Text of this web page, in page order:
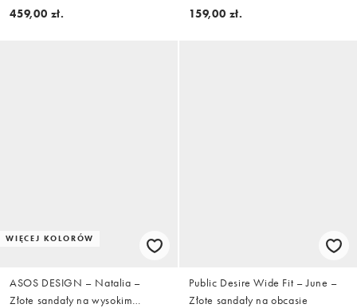
rękawem, dopasowana w talii i
459,00 zł.
szpilce na średnim obcasie
159,00 zł.
WIĘCEJ KOLORÓW
ASOS DESIGN – Natalia –
Złote sandały na wysokim
Public Desire Wide Fit – June –
Złote sandały na obcasie